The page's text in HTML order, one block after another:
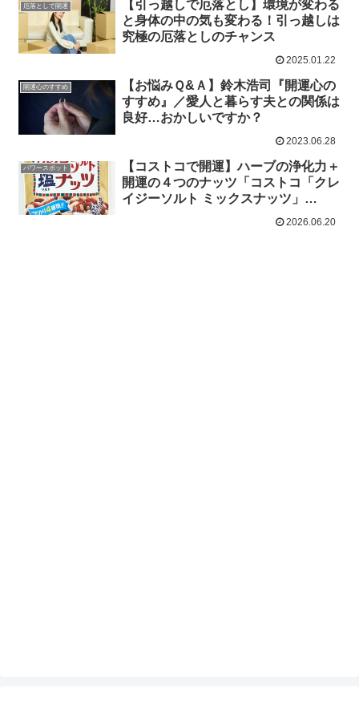
厄落としで開運
【引っ越しで厄落とし】環境が変わる
と身体の中の気も変わる！引っ越しは
究極の厄落としのチャンス
2025.01.22
開運心のすすめ
【お悩みＱ&Ａ】鈴木浩司『開運心の
すすめ』／愛人と暮らす夫との関係は
良好…おかしいですか？
2023.06.28
パワースポット
【コストコで開運】ハーブの浄化力＋
開運の４つのナッツ「コストコ「クレ
イジーソルト ミックスナッツ」
2026.06.20